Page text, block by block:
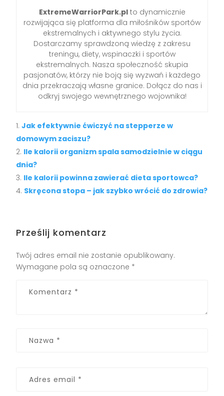
ExtremeWarriorPark.plto dynamicznie
rozwijająca się platforma dla miłośników sportów
ekstremalnych i aktywnego stylu życia.
Dostarczamy sprawdzoną wiedzę z zakresu
treningu, diety, wspinaczki i sportów
ekstremalnych. Nasza społeczność skupia
pasjonatów, którzy nie boją się wyzwań i każdego
dnia przekraczają własne granice. Dołącz do nas i
odkryj swojego wewnętrznego wojownika!
Jak efektywnie ćwiczyć na stepperze w
domowym zaciszu?
Ile kalorii organizm spala samodzielnie w ciągu
dnia?
Ile kalorii powinna zawierać dieta sportowca?
Skręcona stopa – jak szybko wrócić do zdrowia?
Prześlij komentarz
Twój adres email nie zostanie opublikowany.
Wymagane pola są oznaczone *